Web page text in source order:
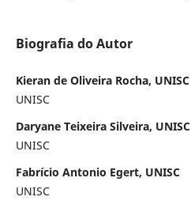
Biografia do Autor
Kieran de Oliveira Rocha, UNISC
UNISC
Daryane Teixeira Silveira, UNISC
UNISC
Fabrício Antonio Egert, UNISC
UNISC